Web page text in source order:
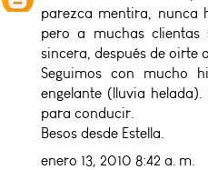
parezca mentira, nunca
pero a muchas
sincera, después de oirte
Seguimos con mucho
engelante (lluvia
para conducir.
Besos desde Estella.
enero 13, 2010 8:42 a. m.